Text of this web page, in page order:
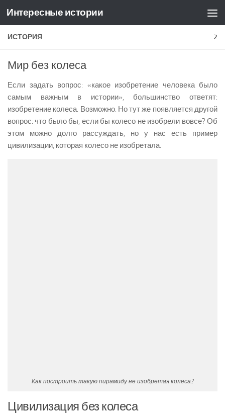
Skip to content
Интересные истории
ИСТОРИЯ 2
Мир без колеса
Если задать вопрос: «какое изобретение человека было
самым важным в истории», большинство ответят:
изобретение колеса. Возможно. Но тут же появляется другой
вопрос: что было бы, если бы колесо не изобрели вовсе? Об
этом можно долго рассуждать, но у нас есть пример
цивилизации, которая колесо не изобретала.
Как построить такую пирамиду не изобретая колеса?
Цивилизация без колеса